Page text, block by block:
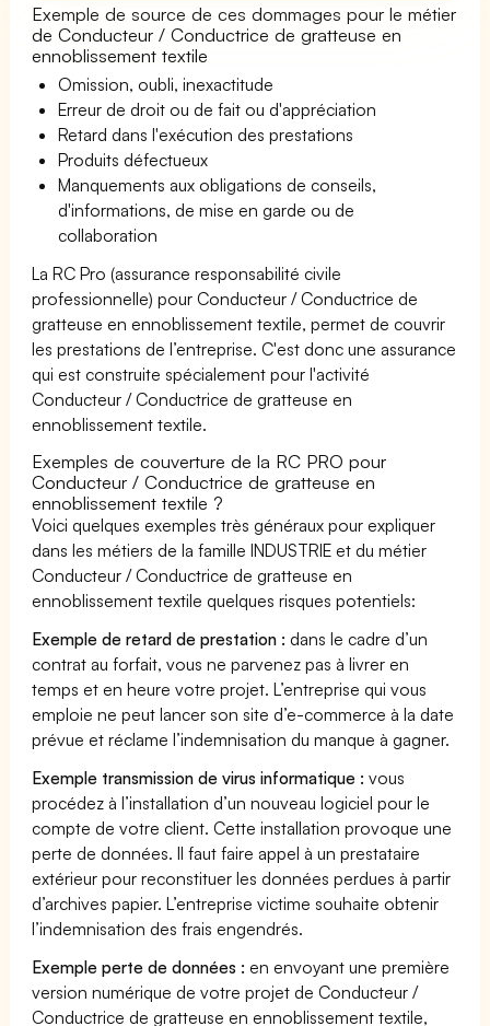
Exemple de source de ces dommages pour le métier
de Conducteur / Conductrice de gratteuse en
ennoblissement textile
Omission, oubli, inexactitude
Erreur de droit ou de fait ou d'appréciation
Retard dans l'exécution des prestations
Produits défectueux
Manquements aux obligations de conseils,
d'informations, de mise en garde ou de
collaboration
La RC Pro (assurance responsabilité civile
professionnelle) pour Conducteur / Conductrice de
gratteuse en ennoblissement textile, permet de couvrir
les prestations de l’entreprise. C'est donc une assurance
qui est construite spécialement pour l'activité
Conducteur / Conductrice de gratteuse en
ennoblissement textile.
Exemples de couverture de la RC PRO pour
Conducteur / Conductrice de gratteuse en
ennoblissement textile ?
Voici quelques exemples très généraux pour expliquer
dans les métiers de la famille INDUSTRIE et du métier
Conducteur / Conductrice de gratteuse en
ennoblissement textile quelques risques potentiels:
Exemple de retard de prestation : dans le cadre d’un
contrat au forfait, vous ne parvenez pas à livrer en
temps et en heure votre projet. L’entreprise qui vous
emploie ne peut lancer son site d’e-commerce à la date
prévue et réclame l’indemnisation du manque à gagner.
Exemple transmission de virus informatique : vous
procédez à l’installation d’un nouveau logiciel pour le
compte de votre client. Cette installation provoque une
perte de données. Il faut faire appel à un prestataire
extérieur pour reconstituer les données perdues à partir
d’archives papier. L’entreprise victime souhaite obtenir
l’indemnisation des frais engendrés.
Exemple perte de données : en envoyant une première
version numérique de votre projet de Conducteur /
Conductrice de gratteuse en ennoblissement textile,